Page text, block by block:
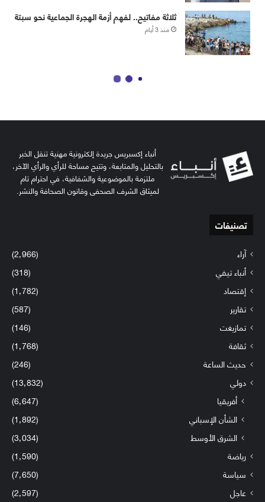
أنباء إكسبريس جريدة إلكترونية مهنية تنقل الخبر
بالتحليل والمتابعة، وتتيح مساحة للرأي والرأي الآخر،
ملتزمة بالموضوعية والشفافية، في احترام تام
لميثاق الشرف الصحفي وقانون الصحافة والنشر.
تصنيفات
آراء
(2٬966)
أنباء تيفي
(318)
إقتصاد
(1٬782)
تقارير
(587)
تمازيغت
(146)
ثقافة
(1٬768)
حديث الساعة
(246)
دولي
(13٬832)
أفريقيا
(6٬647)
الشأن الإسباني
(1٬892)
الشرق الأوسط
(3٬034)
رياضة
(1٬590)
سياسة
(7٬650)
عاجل
(2٬597)